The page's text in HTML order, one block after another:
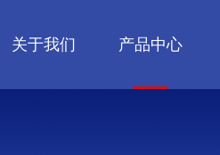
关于我们 产品中心